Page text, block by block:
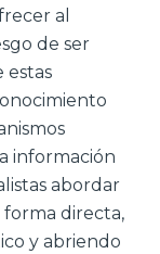
al
de ser
estas
información
abordar
forma directa,
y abriendo